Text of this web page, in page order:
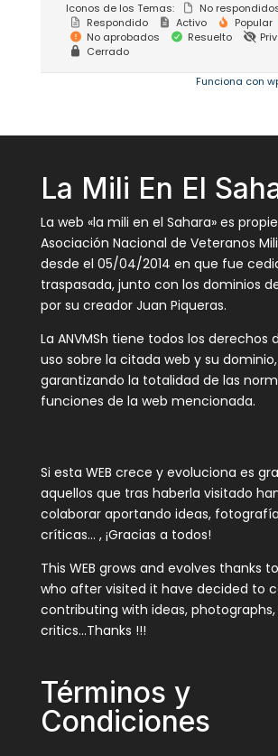
Iconos de los Temas:
No
Respondido
Activo Popular
No aprobados
Resuelto
Cerrado
Funciona con
La Mili En El
La web «la mili en el Sahara» es
Asociación Nacional de Veteranos
desde el 05/04/2014 en que fue
traspasada, junto con los dominios
por su creador Juan Piqueras.
La ANVMSh tiene todos los derechos
uso sobre la citada web y su dominio,
garantizando la totalidad de las
funciones de la web mencionada.
Si esta WEB crece y evoluciona es
aquellos que tras haberla visitado
colaborar aportando ideas,
críticas… , ¡Gracias a todos!
This WEB grows and evolves thanks
who after visited it have decided to
contributing with ideas, photographs,
critics…Thanks !!!
Términos y
Condiciones